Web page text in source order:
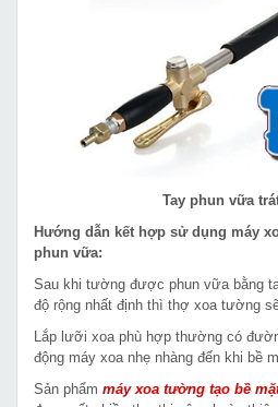
Tay phun vữa
Hướng dẫn kết hợp sử dụng máy
phun vữa:
Sau khi tường được phun vữa bằng
độ rộng nhất định thì thợ xoa tường
Lắp lưỡi xoa phù hợp thường có
động máy xoa nhẹ nhàng đến khi bề
Sản phẩm máy xoa tường tạo bề